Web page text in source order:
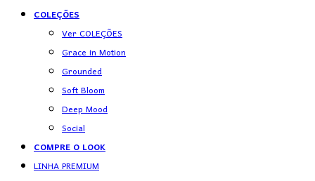
COLEÇÕES
Ver COLEÇÕES
Grace in Motion
Grounded
Soft Bloom
Deep Mood
Social
COMPRE O LOOK
LINHA PREMIUM